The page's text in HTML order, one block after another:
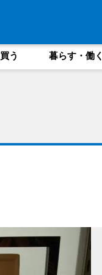
買う 暮らす・働く